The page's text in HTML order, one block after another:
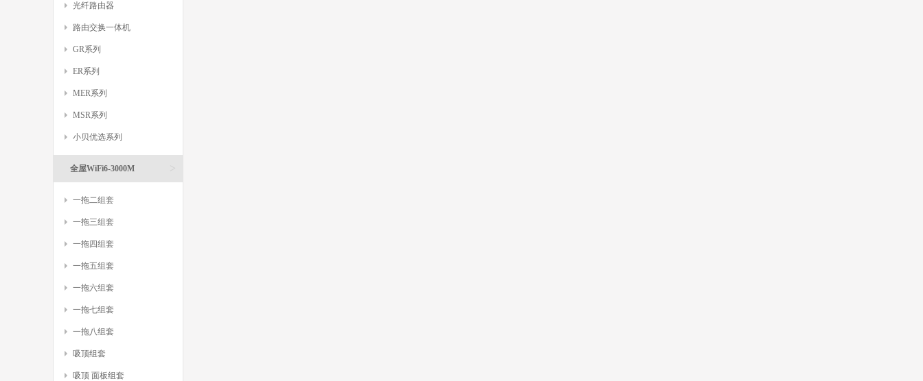
光纤路由器
路由交换一体机
GR系列
ER系列
MER系列
MSR系列
小贝优选系列
全屋WiFi6-3000M
一拖二组套
一拖三组套
一拖四组套
一拖五组套
一拖六组套
一拖七组套
一拖八组套
吸顶组套
吸顶 面板组套